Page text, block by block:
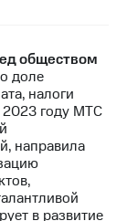
обществом
доле
налоги
2023 году МТС
направила
в развитие